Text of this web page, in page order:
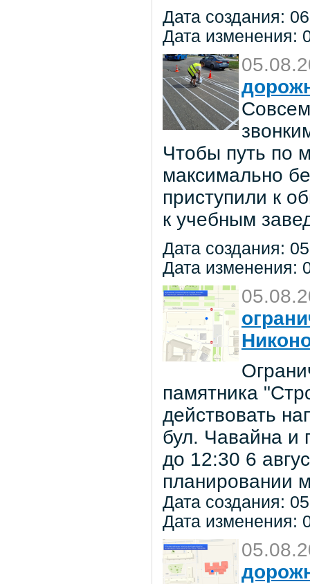
Дата создания:
Дата изменения:
Чтобы путь по
максимально
приступили к
к учебным
Дата создания:
Дата изменения:
памятника
действовать
бул. Чавайна и
до 12:30 6
планировании
Дата создания:
Дата изменения: